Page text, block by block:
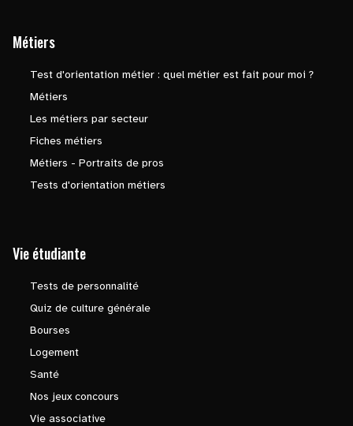
Métiers
Test d'orientation métier : quel métier est fait pour moi ?
Métiers
Les métiers par secteur
Fiches métiers
Métiers - Portraits de pros
Tests d'orientation métiers
Vie étudiante
Tests de personnalité
Quiz de culture générale
Bourses
Logement
Santé
Nos jeux concours
Vie associative